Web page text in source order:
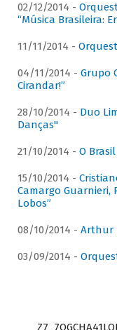
02/12/2014 -
“Música Brasileira:
11/11/2014 -
04/11/2014 - Grupo
Cirandar!”
28/10/2014 - Duo
Danças"
21/10/2014 - O
15/10/2014 -
Camargo
Lobos”
08/10/2014 - Arthur
03/09/2014 -